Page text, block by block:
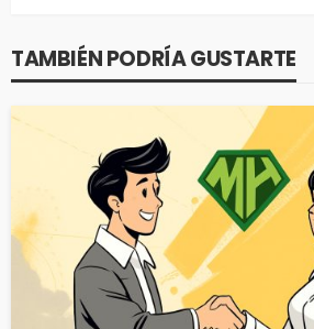
TAMBIÉN PODRÍA GUSTARTE